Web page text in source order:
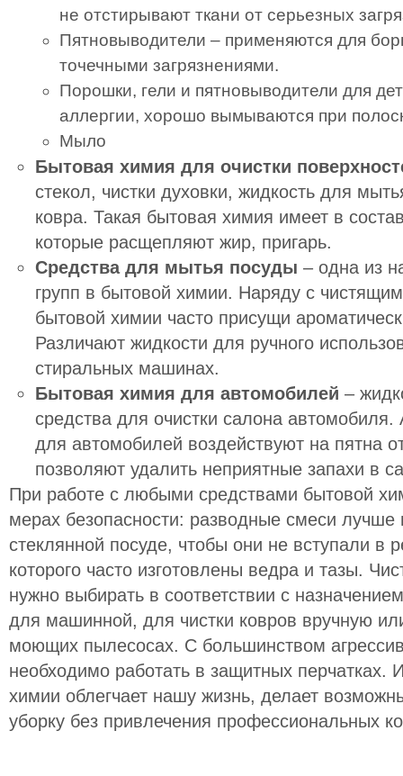
не отстирывают ткани от серьезных
Пятновыводители – применяются для
точечными загрязнениями.
Порошки, гели и пятновыводители для
аллергии, хорошо вымываются при
Мыло
Бытовая химия для очистки
стекол, чистки духовки, жидкость для
ковра. Такая бытовая химия имеет в
которые расщепляют жир, пригарь.
Средства для мытья посуды – одна из
групп в бытовой химии. Наряду с
бытовой химии часто присущи
Различают жидкости для ручного
стиральных машинах.
Бытовая химия для автомобилей –
средства для очистки салона
для автомобилей воздействуют на пятна
позволяют удалить неприятные запахи в
При работе с любыми средствами бытовой
мерах безопасности: разводные смеси лучше
стеклянной посуде, чтобы они не вступали в
которого часто изготовлены ведра и тазы.
нужно выбирать в соответствии с
для машинной, для чистки ковров вручную
моющих пылесосах. С большинством
необходимо работать в защитных перчатках.
химии облегчает нашу жизнь, делает
уборку без привлечения профессиональных